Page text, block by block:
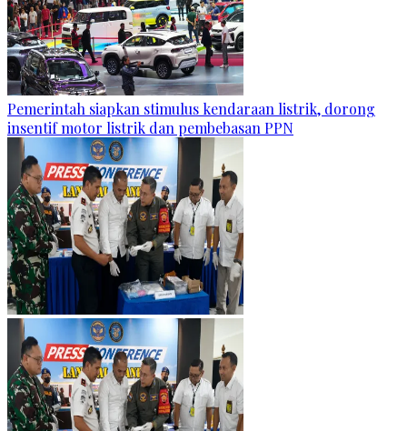
Pemerintah siapkan stimulus kendaraan listrik, dorong
insentif motor listrik dan pembebasan PPN